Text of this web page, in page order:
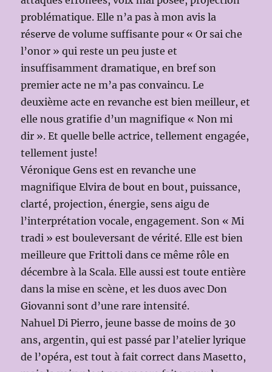
problématique. Elle n’a pas à mon avis la
réserve de volume suffisante pour « Or sai che
l’onor » qui reste un peu juste et
insuffisamment dramatique, en bref son
premier acte ne m’a pas convaincu. Le
deuxième acte en revanche est bien meilleur, et
elle nous gratifie d’un magnifique « Non mi
dir ». Et quelle belle actrice, tellement engagée,
tellement juste!
Véronique Gens est en revanche une
magnifique Elvira de bout en bout, puissance,
clarté, projection, énergie, sens aigu de
l’interprétation vocale, engagement. Son « Mi
tradi » est bouleversant de vérité. Elle est bien
meilleure que Frittoli dans ce même rôle en
décembre à la Scala. Elle aussi est toute entière
dans la mise en scène, et les duos avec Don
Giovanni sont d’une rare intensité.
Nahuel Di Pierro, jeune basse de moins de 30
ans, argentin, qui est passé par l’atelier lyrique
de l’opéra, est tout à fait correct dans Masetto,